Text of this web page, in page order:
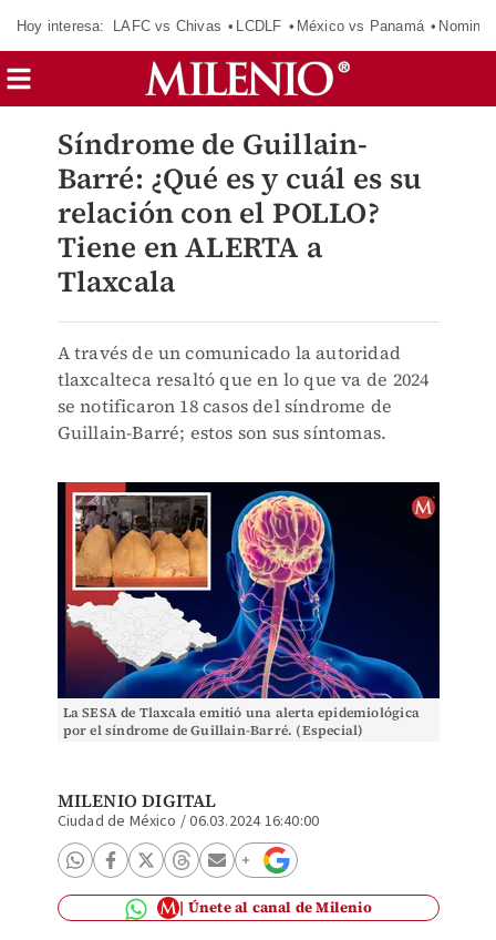
Hoy interesa: LAFC vs Chivas LCDLF México vs Panamá
Síndrome de Guillain-
Barré: ¿Qué es y cuál es su
relación con el POLLO?
Tiene en ALERTA a
Tlaxcala
A través de un comunicado la autoridad
tlaxcalteca resaltó que en lo que va de 2024
se notificaron 18 casos del síndrome de
Guillain-Barré; estos son sus síntomas.
La SESA de Tlaxcala emitió una alerta epidemiológica
por el síndrome de Guillain-Barré. (Especial)
MILENIO DIGITAL
Ciudad de México /06.03.2024 16:40:00
Únete al canal de Milenio